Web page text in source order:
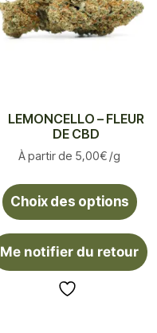
LEMONCELLO – FLEUR
DE CBD
À partir de 5,00€/g
Choix des options
Me notifier du retour